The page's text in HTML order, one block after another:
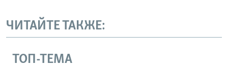
ЧИТАЙТЕ ТАКЖЕ:
ТОП-ТЕМА